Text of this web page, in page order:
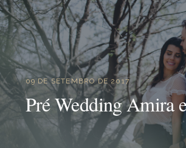
09 DE SETEMBRO DE 2017
Pré Wedding Amira